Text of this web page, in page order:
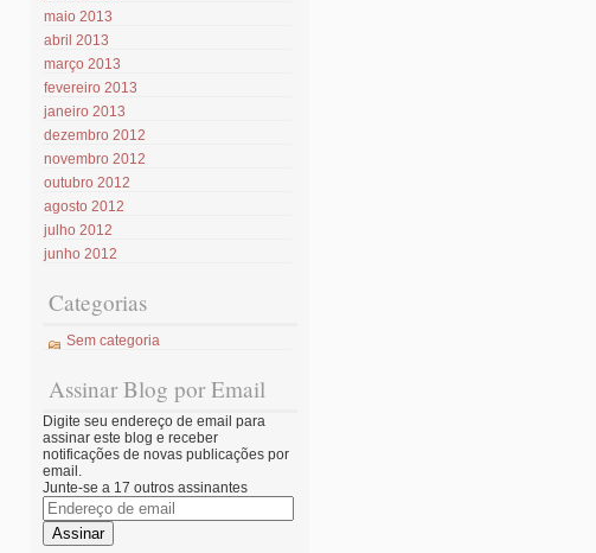
maio 2013
abril 2013
março 2013
fevereiro 2013
janeiro 2013
dezembro 2012
novembro 2012
outubro 2012
agosto 2012
julho 2012
junho 2012
Categorias
Sem categoria
Assinar Blog por Email
Digite seu endereço de email para
assinar este blog e receber
notificações de novas publicações por
email.
Junte-se a 17 outros assinantes
Endereço
de
email